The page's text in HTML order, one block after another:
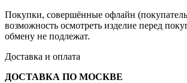
Покупки, совершённые офлайн
возможность осмотреть изделие перед
обмену не подлежат.
Доставка и оплата
ДОСТАВКА ПО МОСКВЕ